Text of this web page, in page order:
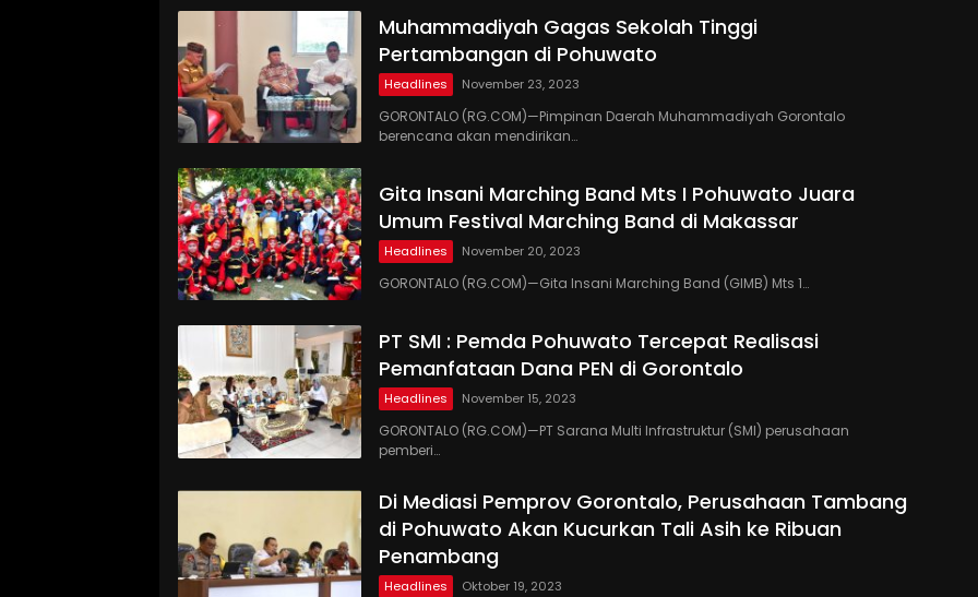
Muhammadiyah Gagas Sekolah Tinggi
Pertambangan di Pohuwato
Headlines November 23, 2023
GORONTALO (RG.COM)—Pimpinan Daerah Muhammadiyah Gorontalo
berencana akan mendirikan…
Gita Insani Marching Band Mts I Pohuwato Juara
Umum Festival Marching Band di Makassar
Headlines November 20, 2023
GORONTALO (RG.COM)—Gita Insani Marching Band (GIMB) Mts 1…
PT SMI : Pemda Pohuwato Tercepat Realisasi
Pemanfataan Dana PEN di Gorontalo
Headlines November 15, 2023
GORONTALO (RG.COM)—PT Sarana Multi Infrastruktur (SMI) perusahaan
pemberi…
Di Mediasi Pemprov Gorontalo, Perusahaan Tambang
di Pohuwato Akan Kucurkan Tali Asih ke Ribuan
Penambang
Headlines Oktober 19, 2023